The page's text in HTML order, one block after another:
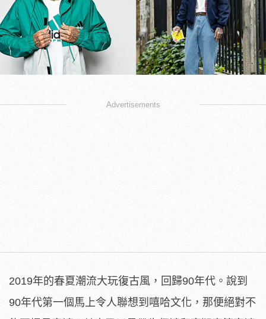
Advertisements
2019年的春夏潮流大玩復古風，回歸90年代。說到
90年代第一個馬上令人聯想到嘻哈文化，那便絕對不